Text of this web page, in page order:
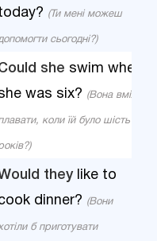
(Ти мені можеш
сьогодні?)
she swim when
was six? (Вона вміла
коли їй було шість
theylike to
dinner? (Вони
б приготувати